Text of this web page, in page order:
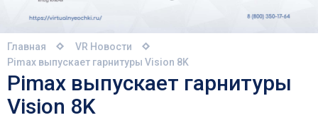
Главная
VR Новости
Pimax выпускает гарнитуры Vision 8K
Pimax выпускает гарнитуры
Vision 8K